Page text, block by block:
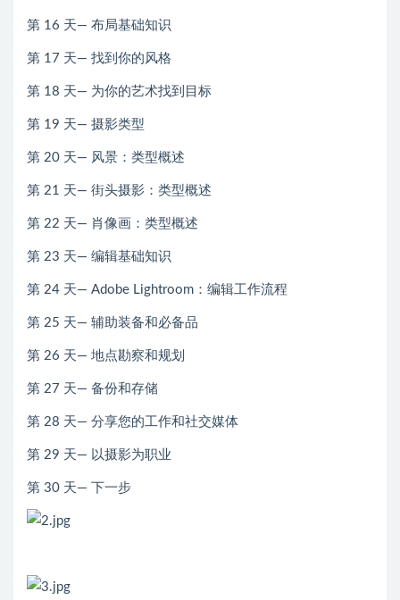
第 16 天— 布局基础知识
第 17 天— 找到你的风格
第 18 天— 为你的艺术找到目标
第 19 天— 摄影类型
第 20 天— 风景：类型概述
第 21 天— 街头摄影：类型概述
第 22 天— 肖像画：类型概述
第 23 天— 编辑基础知识
第 24 天— Adob​​e Lightroom：编辑工作流程
第 25 天— 辅助装备和必备品
第 26 天— 地点勘察和规划
第 27 天— 备份和存储
第 28 天— 分享您的工作和社交媒体
第 29 天— 以摄影为职业
第 30 天— 下一步